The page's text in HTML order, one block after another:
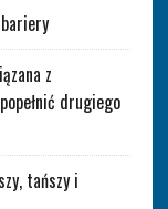
z
drugiego
tańszy i